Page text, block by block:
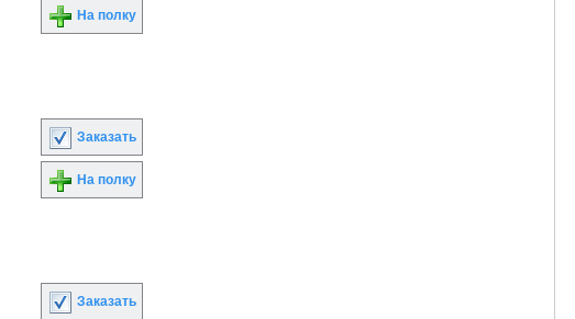
На полку
Заказать
На полку
Заказать